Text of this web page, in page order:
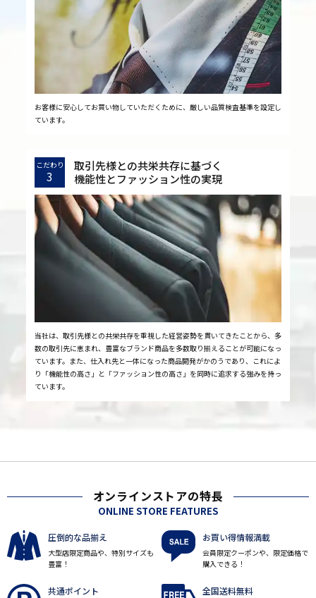
お客様に安心してお買い物していただくために、厳しい品質検査基準を設定し
ています。
こだわり
3
取引先様との共栄共存に基づく
機能性とファッション性の実現
当社は、取引先様との共栄共存を重視した経営姿勢を貫いてきたことから、多
数の取引先に恵まれ、豊富なブランド商品を多数取り揃えることが可能になっ
ています。また、仕入れ先と一体になった商品開発がかのうであり、これによ
り「機能性の高さ」と「ファッション性の高さ」を同時に追求する強みを持っ
ています。
オンラインストアの特長
ONLINE STORE FEATURES
圧倒的な品揃え
大型店限定商品や、特別サイズも
豊富！
お買い得情報満載
会員限定クーポンや、限定価格で
購入できる！
共通ポイント 全国送料無料